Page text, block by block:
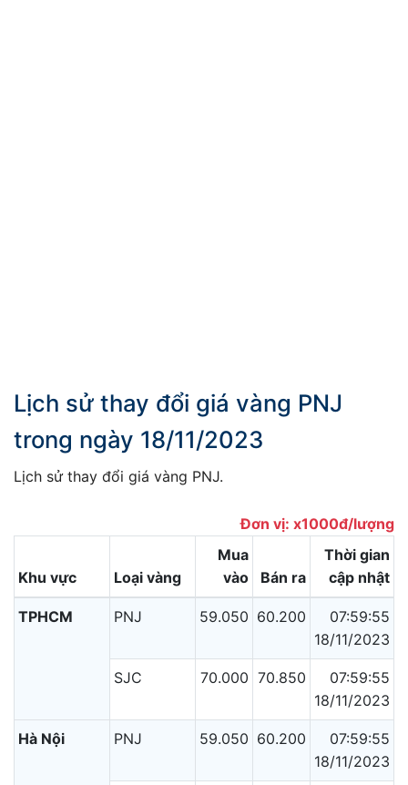
Lịch sử thay đổi giá vàng PNJ
trong ngày 18/11/2023
Lịch sử thay đổi giá vàng PNJ.
Đơn vị: x1000đ/lượng
Khu vực Loại vàng
Mua
vào
Bán ra
Thời gian
cập nhật
TPHCM PNJ 59.050 60.200
07:59:55
18/11/2023
SJC 70.000 70.850
07:59:55
18/11/2023
Hà Nội PNJ 59.050 60.200
07:59:55
18/11/2023